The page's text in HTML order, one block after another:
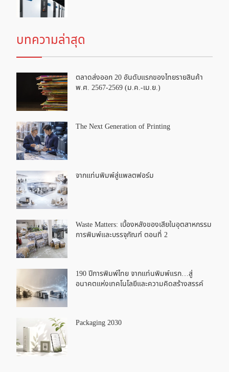
บทความล่าสุด
ตลาดส่งออก 20 อันดับแรกของไทยรายสินค้า
พ.ศ. 2567-2569 (ม.ค.-เม.ย.)
The Next Generation of Printing
จากแท่นพิมพ์สู่แพลตฟอร์ม
Waste Matters: เบื้องหลังของเสียในอุตสาหกรรม
การพิมพ์และบรรจุภัณฑ์ ตอนที่ 2
190 ปีการพิมพ์ไทย จากแท่นพิมพ์แรก…สู่
อนาคตแห่งเทคโนโลยีและความคิดสร้างสรรค์
Packaging 2030